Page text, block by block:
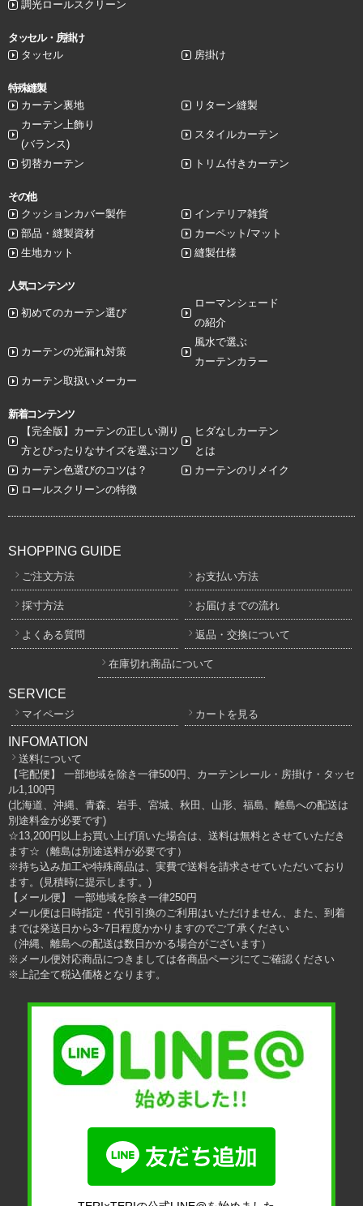
調光ロールスクリーン
タッセル・房掛け
タッセル
房掛け
特殊縫製
カーテン裏地
リターン縫製
カーテン上飾り
(バランス)
スタイルカーテン
切替カーテン トリム付きカーテン
その他
クッションカバー製作
インテリア雑貨
部品・縫製資材
カーペット/マット
生地カット
縫製仕様
人気コンテンツ
初めてのカーテン選び
ローマンシェード
の紹介
カーテンの光漏れ対策
風水で選ぶ
カーテンカラー
カーテン取扱いメーカー
新着コンテンツ
【完全版】カーテンの正しい測り
方とぴったりなサイズを選ぶコツ
ヒダなしカーテン
とは
カーテン色選びのコツは？
カーテンのリメイク
ロールスクリーンの特徴
SHOPPING GUIDE
ご注文方法 お支払い方法
採寸方法 お届けまでの流れ
よくある質問 返品・交換について
在庫切れ商品について
SERVICE
マイページ カートを見る
INFOMATION
送料について
【宅配便】 一部地域を除き一律500円、カーテンレール・房掛け・タッセ
ル1,100円
(北海道、沖縄、青森、岩手、宮城、秋田、山形、福島、離島への配送は
別途料金が必要です)
☆13,200円以上お買い上げ頂いた場合は、送料は無料とさせていただき
ます☆（離島は別途送料が必要です）
※持ち込み加工や特殊商品は、実費で送料を請求させていただいており
ます。(見積時に提示します。)
【メール便】 一部地域を除き一律250円
メール便は日時指定・代引引換のご利用はいただけません、また、到着
までは発送日から3~7日程度かかりますのでご了承ください
（沖縄、離島への配送は数日かかる場合がございます）
※メール便対応商品につきましては各商品ページにてご確認ください
※上記全て税込価格となります。